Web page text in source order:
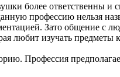
более ответственны и
профессию нельзя
Зато общение с
любит изучать
Профессия